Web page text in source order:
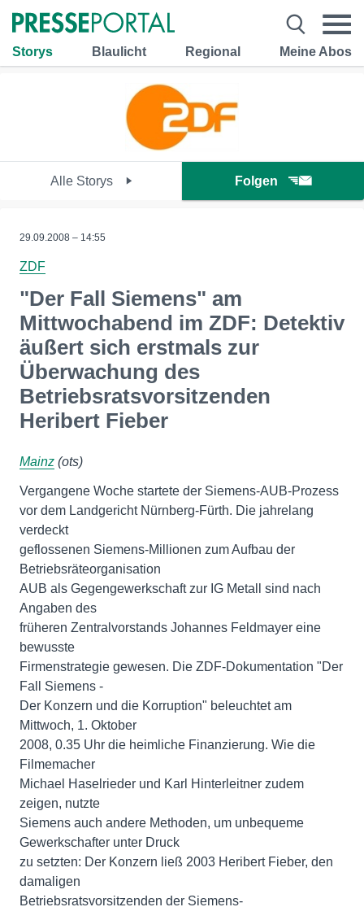
Storys Blaulicht Regional Meine Abos
Alle Storys Folgen
29.09.2008 – 14:55
ZDF
"Der Fall Siemens" am
Mittwochabend im ZDF: Detektiv
äußert sich erstmals zur
Überwachung des
Betriebsratsvorsitzenden
Heribert Fieber
Mainz (ots)
Vergangene Woche startete der Siemens-AUB-Prozess
vor dem Landgericht Nürnberg-Fürth. Die jahrelang
verdeckt
geflossenen Siemens-Millionen zum Aufbau der
Betriebsräteorganisation
AUB als Gegengewerkschaft zur IG Metall sind nach
Angaben des
früheren Zentralvorstands Johannes Feldmayer eine
bewusste
Firmenstrategie gewesen. Die ZDF-Dokumentation "Der
Fall Siemens -
Der Konzern und die Korruption" beleuchtet am
Mittwoch, 1. Oktober
2008, 0.35 Uhr die heimliche Finanzierung. Wie die
Filmemacher
Michael Haselrieder und Karl Hinterleitner zudem
zeigen, nutzte
Siemens auch andere Methoden, um unbequeme
Gewerkschafter unter Druck
zu setzten: Der Konzern ließ 2003 Heribert Fieber, den
damaligen
Betriebsratsvorsitzenden der Siemens-